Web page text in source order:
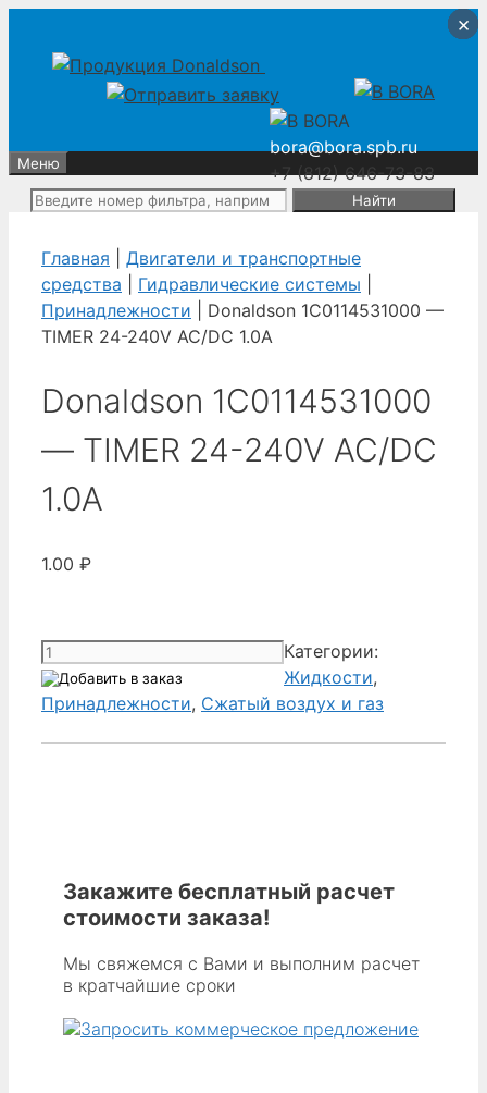
содержимому
содержимому
bora@bora.spb.ru
+7 (812) 646-73-83
Меню
Поиск:
Главная
Двигатели и транспортные
средства
Гидравлические системы
Принадлежности | Donaldson 1C0114531000 —
TIMER 24-240V AC/DC 1.0A
Donaldson 1C0114531000
— TIMER 24-240V AC/DC
1.0A
1.00 ₽
Количество
товара
Donaldson
1.0A
Категории:
Жидкости,
Принадлежности, Сжатый воздух и газ
Закажите бесплатный расчет
стоимости заказа!
Мы свяжемся с Вами и выполним расчет
в кратчайшие сроки
×
×
×
×